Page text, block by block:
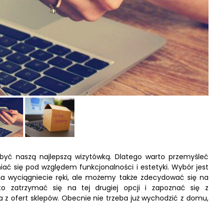
naszą najlepszą wizytówką. Dlatego warto przemyśleć
się pod względem funkcjonalności i estetyki. Wybór jest
wyciągniecie ręki, ale możemy także zdecydować się na
zatrzymać się na tej drugiej opcji i zapoznać się z
ofert sklepów. Obecnie nie trzeba już wychodzić z domu,